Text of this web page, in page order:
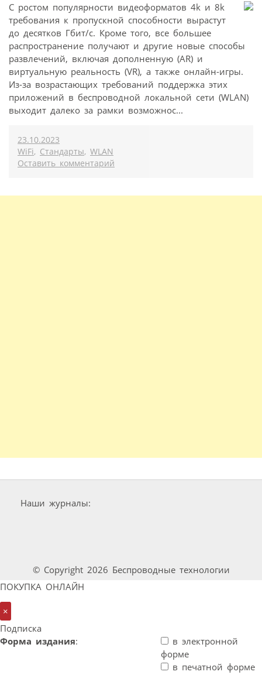
С ростом популярности видеоформатов 4k и 8k
требования к пропускной способности вырастут
до десятков Гбит/с. Кроме того, все большее
распространение получают и другие новые способы
развлечений, включая дополненную (AR) и
виртуальную реальность (VR), а также онлайн-игры.
Из-за возрастающих требований поддержка этих
приложений в беспроводной локальной сети (WLAN)
выходит далеко за рамки возможнос...
23.10.2023
WiFi, Стандарты, WLAN
Оставить комментарий
Наши журналы:
© Copyright 2026 Беспроводные технологии
ПОКУПКА ОНЛАЙН
×
Подписка
Форма издания:
в электронной
форме
в печатной форме